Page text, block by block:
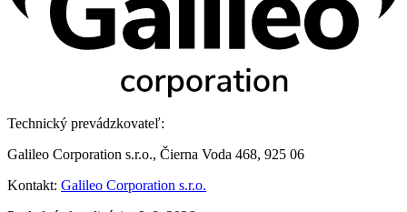
Technický prevádzkovateľ:
Galileo Corporation s.r.o., Čierna Voda 468, 925 06
Kontakt: Galileo Corporation s.r.o.